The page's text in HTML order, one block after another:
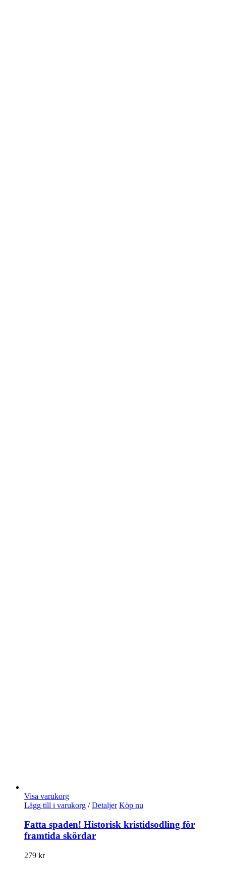
Visa varukorg
Lägg till i varukorg / Detaljer Köp nu
Fatta spaden! Historisk kristidsodling för
framtida skördar
279 kr